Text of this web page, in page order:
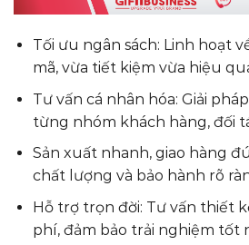
Tối ưu ngân sách: Linh hoạt
mã, vừa tiết kiệm vừa hiệu
Tư vấn cá nhân hóa: Giải
từng nhóm khách hàng, đối
Sản xuất nhanh, giao hàng
chất lượng và bảo hành rõ
Hỗ trợ trọn đời: Tư vấn thiết
phí, đảm bảo trải nghiệm tốt